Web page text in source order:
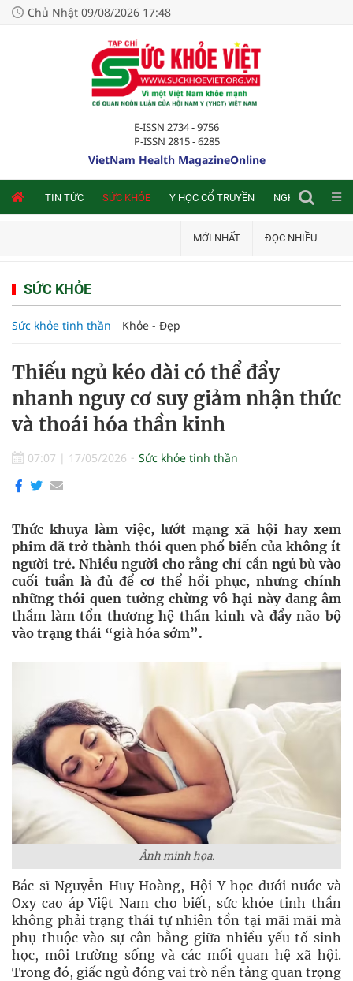
Chủ Nhật 09/08/2026 17:48
E-ISSN 2734 - 9756
P-ISSN 2815 - 6285
VietNam Health MagazineOnline
TIN TỨC SỨC KHỎE Y HỌC CỔ TRUYỀN NGHIÊN CỨU
MỚI NHẤT ĐỌC NHIỀU
SỨC KHỎE
Sức khỏe tinh thần Khỏe - Đẹp
Thiếu ngủ kéo dài có thể đẩy
nhanh nguy cơ suy giảm nhận thức
và thoái hóa thần kinh
07:07 | 17/05/2026 Sức khỏe tinh thần
Thức khuya làm việc, lướt mạng xã hội hay xem
phim đã trở thành thói quen phổ biến của không ít
người trẻ. Nhiều người cho rằng chỉ cần ngủ bù vào
cuối tuần là đủ để cơ thể hồi phục, nhưng chính
những thói quen tưởng chừng vô hại này đang âm
thầm làm tổn thương hệ thần kinh và đẩy não bộ
vào trạng thái “già hóa sớm”.
Ảnh minh họa.
Bác sĩ Nguyễn Huy Hoàng, Hội Y học dưới nước và
Oxy cao áp Việt Nam cho biết, sức khỏe tinh thần
không phải trạng thái tự nhiên tồn tại mãi mãi mà
phụ thuộc vào sự cân bằng giữa nhiều yếu tố sinh
học, môi trường sống và các mối quan hệ xã hội.
Trong đó, giấc ngủ đóng vai trò nền tảng quan trọng